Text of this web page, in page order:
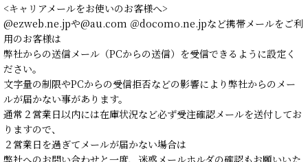
<キャリアメールをお使いのお客様へ>
@ezweb.ne.jpや@au.com ＠docomo.ne.jpなど携帯メールをご利
用のお客様は
弊社からの送信メール（PCからの送信）を受信できるように設定く
ださい。
文字量の制限やPCからの受信拒否などの影響により弊社からのメー
ルが届かない事があります。
通常２営業日以内には在庫状況など必ず受注確認メールを送付してお
りますので、
２営業日を過ぎてメールが届かない場合は
弊社へのお問い合わせと一度、迷惑メールホルダの確認もお願いいた